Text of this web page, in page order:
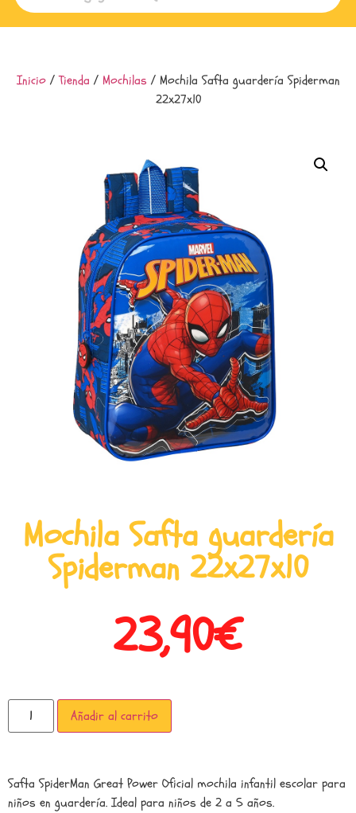
Inicio/Tienda / Mochilas / Mochila Safta guardería Spiderman
22x27x10
Mochila Safta guardería
Spiderman 22x27x10
23,90€
Añadir al carrito
Safta SpiderMan Great Power Oficial mochila infantil escolar para
niños en guardería. Ideal para niños de 2 a 5 años.